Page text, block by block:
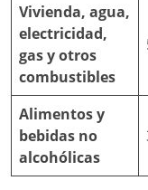
Vivienda, agua,
electricidad,
gas y otros
combustibles
Alimentos y
bebidas no
alcohólicas